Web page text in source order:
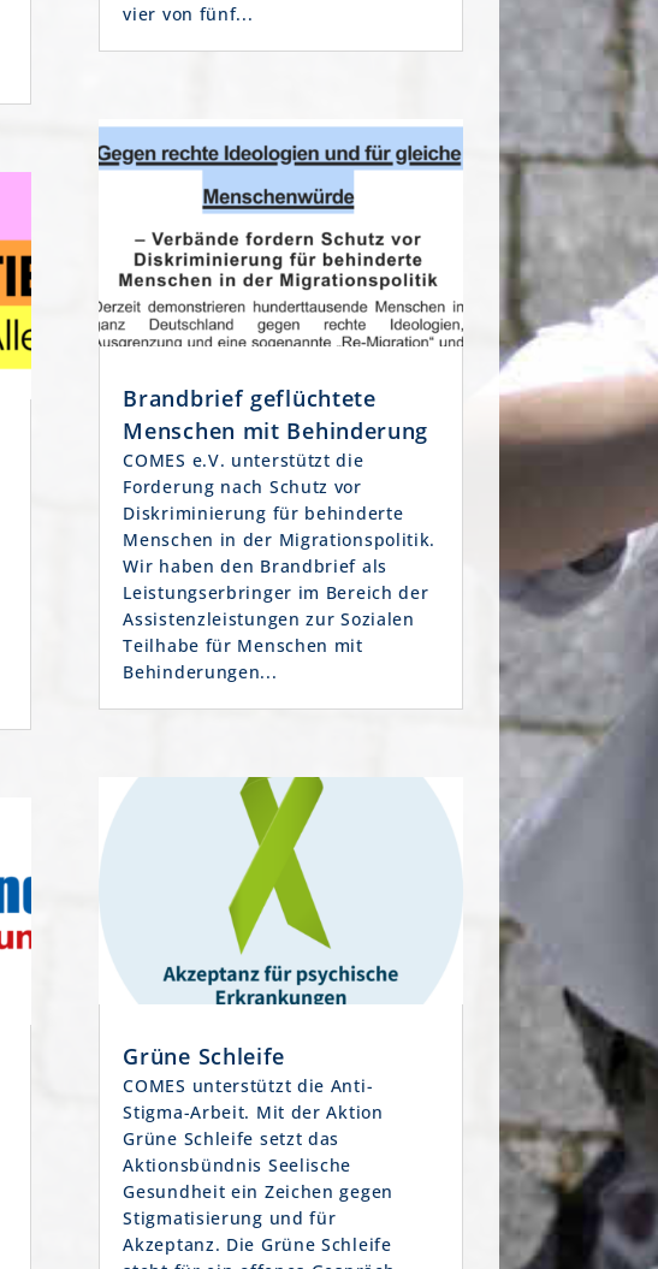
vier von fünf...
Brandbrief geflüchtete
Menschen mit Behinderung
COMES e.V. unterstützt die
Forderung nach Schutz vor
Diskriminierung für behinderte
Menschen in der Migrationspolitik.
Wir haben den Brandbrief als
Leistungserbringer im Bereich der
Assistenzleistungen zur Sozialen
Teilhabe für Menschen mit
Behinderungen...
Grüne Schleife
COMES unterstützt die Anti-
Stigma-Arbeit. Mit der Aktion
Grüne Schleife setzt das
Aktionsbündnis Seelische
Gesundheit ein Zeichen gegen
Stigmatisierung und für
Akzeptanz. Die Grüne Schleife